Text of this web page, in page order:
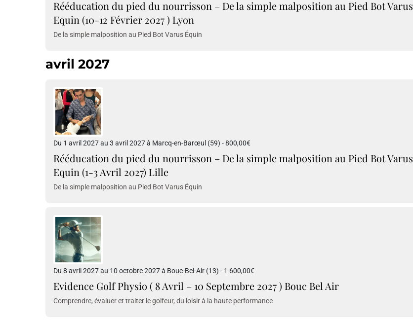
Rééducation du pied du nourrisson – De la simple malposition au Pied Bot Varus
Equin (10-12 Février 2027 ) Lyon
De la simple malposition au Pied Bot Varus Équin
avril 2027
Du 1 avril 2027 au 3 avril 2027 à Marcq-en-Barœul (59) - 800,00€
Rééducation du pied du nourrisson – De la simple malposition au Pied Bot Varus
Equin (1-3 Avril 2027) Lille
De la simple malposition au Pied Bot Varus Équin
Du 8 avril 2027 au 10 octobre 2027 à Bouc-Bel-Air (13) - 1 600,00€
Evidence Golf Physio ( 8 Avril – 10 Septembre 2027 ) Bouc Bel Air
Comprendre, évaluer et traiter le golfeur, du loisir à la haute performance